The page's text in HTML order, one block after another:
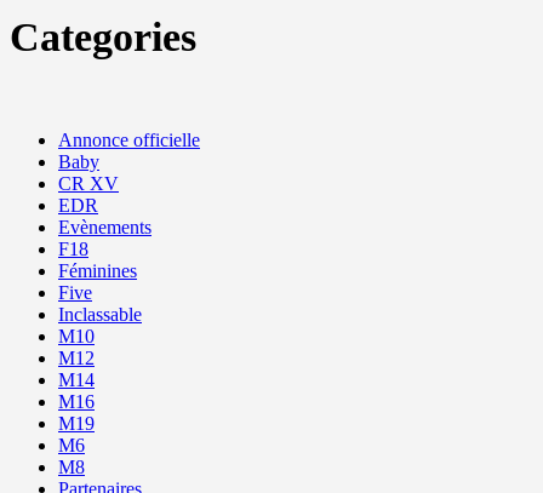
Categories
Annonce officielle
Baby
CR XV
EDR
Evènements
F18
Féminines
Five
Inclassable
M10
M12
M14
M16
M19
M6
M8
Partenaires